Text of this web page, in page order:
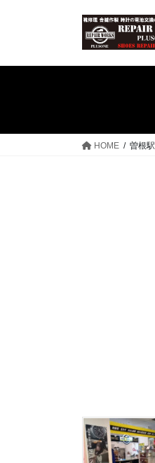
HOME 曽根駅